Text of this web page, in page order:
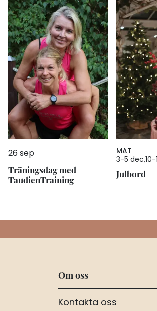
26 sep
Träningsdag med
TaudienTraining
MAT
3-5 dec10-
Julbord
Om oss
Kontakta oss